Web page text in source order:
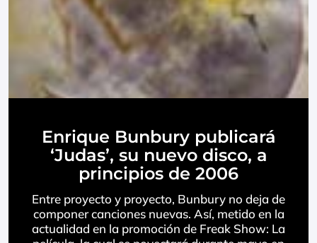
Enrique Bunbury publicará
‘Judas’, su nuevo disco, a
principios de 2006
Entre proyecto y proyecto, Bunbury no deja de
componer canciones nuevas. Así, metido en la
actualidad en la promoción de Freak Show: La